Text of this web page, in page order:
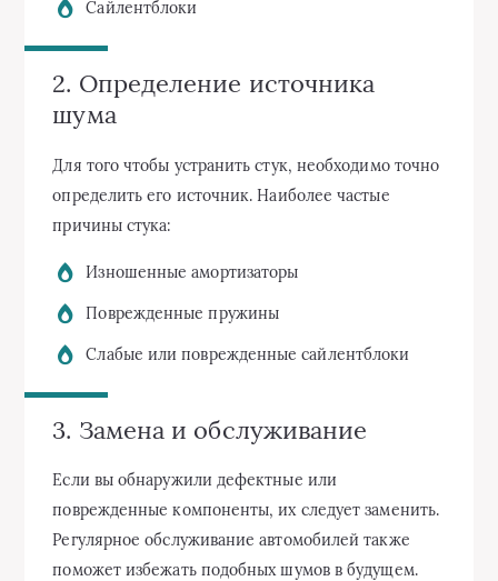
Сайлентблоки
2. Определение источника
шума
Для того чтобы устранить стук, необходимо точно
определить его источник. Наиболее частые
причины стука:
Изношенные амортизаторы
Поврежденные пружины
Слабые или поврежденные сайлентблоки
3. Замена и обслуживание
Если вы обнаружили дефектные или
поврежденные компоненты, их следует заменить.
Регулярное обслуживание автомобилей также
поможет избежать подобных шумов в будущем.